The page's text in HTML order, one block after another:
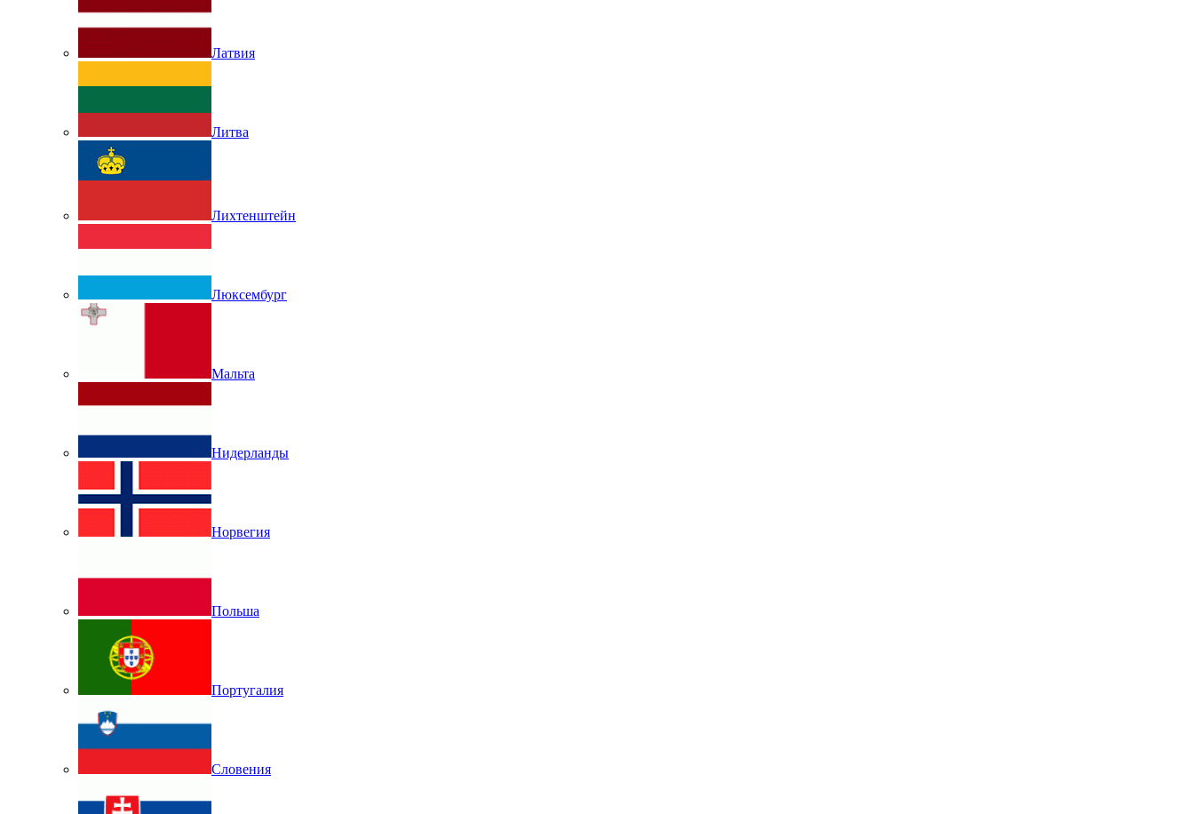
Латвия
Литва
Лихтенштейн
Люксембург
Мальта
Нидерланды
Норвегия
Польша
Португалия
Словения